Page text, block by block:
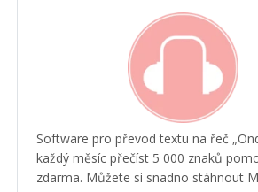
Software pro převod textu na řeč
každý měsíc přečíst 5 000 znaků
zdarma. Můžete si snadno stáhnout